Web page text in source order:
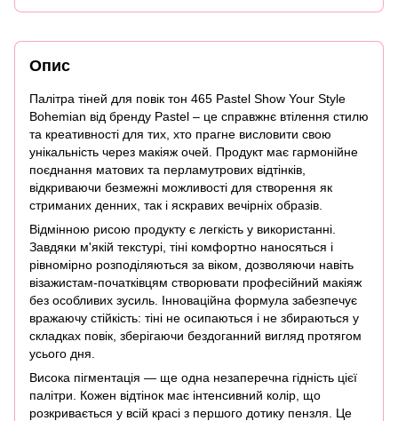
Опис
Палітра тіней для повік тон 465 Pastel Show Your Style
Bohemian від бренду Pastel – це справжнє втілення стилю
та креативності для тих, хто прагне висловити свою
унікальність через макіяж очей. Продукт має гармонійне
поєднання матових та перламутрових відтінків,
відкриваючи безмежні можливості для створення як
стриманих денних, так і яскравих вечірніх образів.
Відмінною рисою продукту є легкість у використанні.
Завдяки м'якій текстурі, тіні комфортно наносяться і
рівномірно розподіляються за віком, дозволяючи навіть
візажистам-початківцям створювати професійний макіяж
без особливих зусиль. Інноваційна формула забезпечує
вражаючу стійкість: тіні не осипаються і не збираються у
складках повік, зберігаючи бездоганний вигляд протягом
усього дня.
Висока пігментація — ще одна незаперечна гідність цієї
палітри. Кожен відтінок має інтенсивний колір, що
розкривається у всій красі з першого дотику пензля. Це